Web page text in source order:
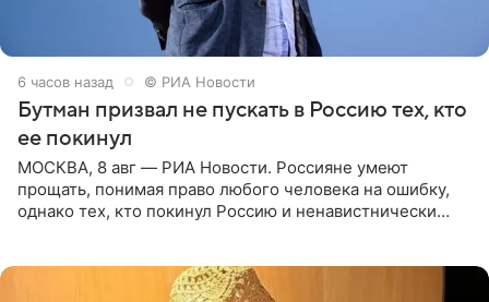
6 часов назад © РИА Новости
Бутман призвал не пускать в Россию тех, кто
ее покинул
МОСКВА, 8 авг — РИА Новости. Россияне умеют
прощать, понимая право любого человека на ошибку,
однако тех, кто покинул Россию и ненавистнически